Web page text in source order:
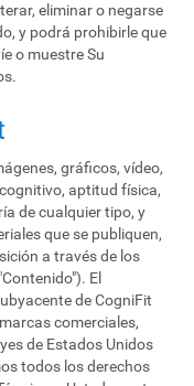
eliminar o negarse
y podrá prohibirle que
o muestre Su
gráficos, vídeo,
aptitud física,
de cualquier tipo, y
que se publiquen,
a través de los
El
de CogniFit
comerciales,
de Estados Unidos
todos los derechos